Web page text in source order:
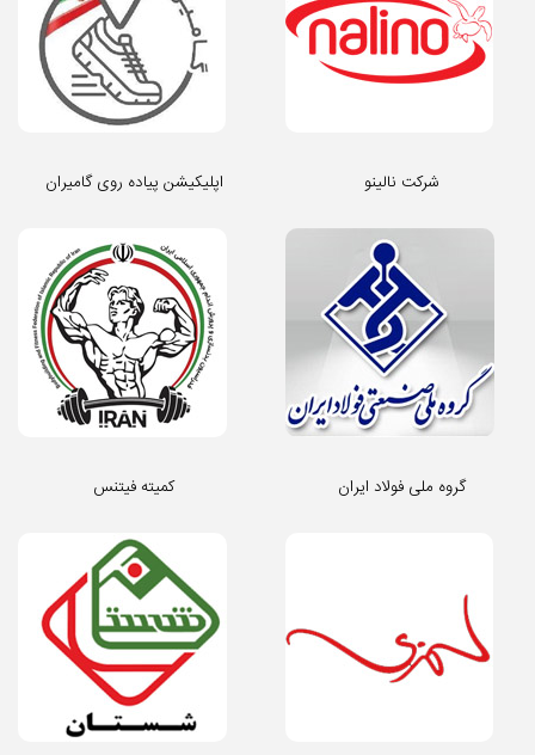
اپلیکیشن پیاده روی گامیران شرکت نالینو
کمیته فیتنس گروه ملی فولاد ایران